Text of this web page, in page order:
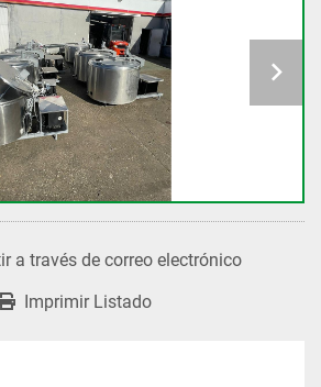
a través de correo electrónico
Imprimir Listado